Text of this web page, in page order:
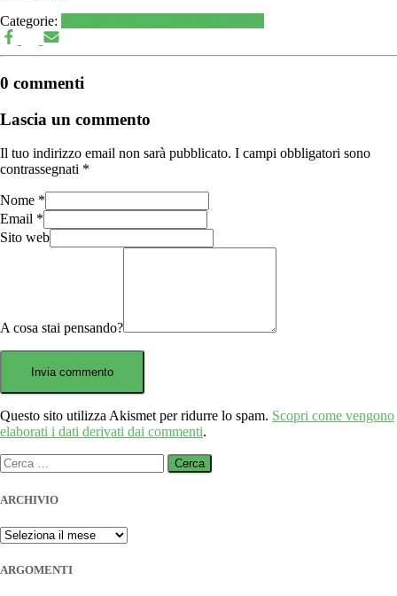
Categorie:
0 commenti
Lascia un commento
Il tuo indirizzo email non sarà pubblicato. I campi obbligatori sono
contrassegnati *
Nome *
Email *
Sito web
A cosa stai pensando?
Questo sito utilizza Akismet per ridurre lo spam. Scopri come vengono
elaborati i dati derivati dai commenti.
Ricerca
per:
ARCHIVIO
ARCHIVIO
ARGOMENTI